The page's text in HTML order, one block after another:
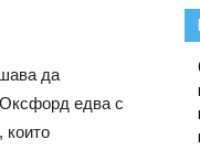
да
Оксфорд едва с
които